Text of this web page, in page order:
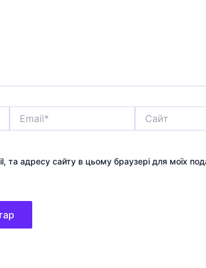
та адресу сайту в цьому браузері для моїх